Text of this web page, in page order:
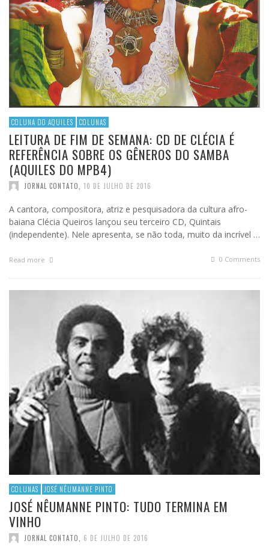
COLUNA DO AQUILES COLUNAS
LEITURA DE FIM DE SEMANA: CD DE CLÉCIA É
REFERÊNCIA SOBRE OS GÊNEROS DO SAMBA
(AQUILES DO MPB4)
JORNAL CONTATO 10 DE JULHO DE 2016
A cantora, compositora, atriz e pesquisadora da cultura afro-
baiana Clécia Queiros lançou seu terceiro CD, Quintais
(independente). Nele apresenta, se não toda, muito da incrível …
Read more 0 Comments
COLUNAS JOSÉ NÊUMANNE PINTO
JOSÉ NÊUMANNE PINTO: TUDO TERMINA EM
VINHO
JORNAL CONTATO 6 DE JULHO DE 2016